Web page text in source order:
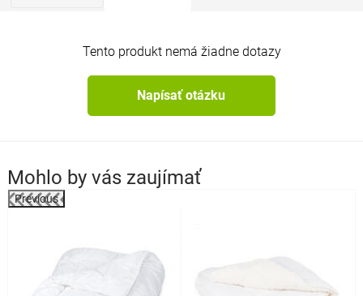
Tento produkt nemá žiadne dotazy
Napísať otázku
Mohlo by vás zaujímať
Previous